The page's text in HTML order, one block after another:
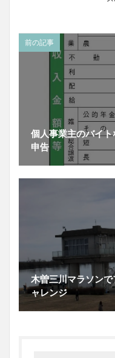
前の記事
個人事業主のバイ
申告
木曽三川マラソン
ャレンジ